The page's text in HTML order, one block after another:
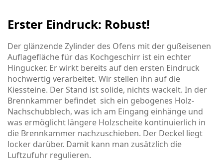
Erster Eindruck: Robust!
Der glänzende Zylinder des Ofens mit der gußeisenen
Auflagefläche für das Kochgeschirr ist ein echter
Hingucker. Er wirkt bereits auf den ersten Eindruck
hochwertig verarbeitet. Wir stellen ihn auf die
Kiessteine. Der Stand ist solide, nichts wackelt. In der
Brennkammer befindet sich ein gebogenes Holz-
Nachschubblech, was ich am Eingang einhänge und
was ermöglicht längere Holzscheite kontinuierlich in
die Brennkammer nachzuschieben. Der Deckel liegt
locker darüber. Damit kann man zusätzlich die
Luftzufuhr regulieren.